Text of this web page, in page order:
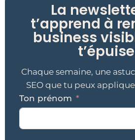
La
t’apprend à
business
Chaque semaine, une
SEO que tu peux
Ton prénom